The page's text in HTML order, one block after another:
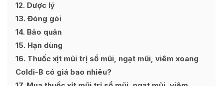
12 Dược lý
13 Đóng gói
14 Bảo quản
15 Hạn dùng
16 Thuốc xịt mũi trị sổ mũi, ngạt mũi, viêm xoang
Coldi-B có giá bao nhiêu?